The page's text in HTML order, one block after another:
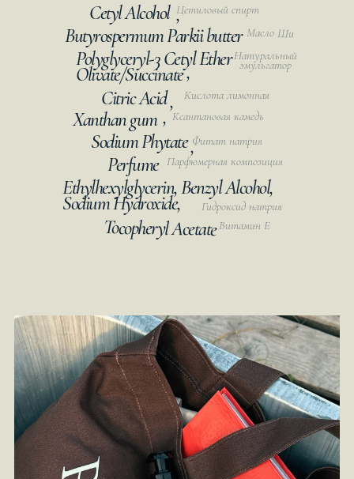
Цетиловый спирт
Масло Ши
Кислота лимонная
Витамин Е
,
,
Cetyl Alcohol
,
Polyglyceryl-3 Cetyl Ether
Olivate/Succinate
Citric Acid
Sodium Phytate
Tocopheryl Acetate
Perfume
,
Парфюмерная композиция
Натуральный
эмульгатор
Butyrospermum Parkii butter
Xanthan gum Ксантановая камедь
Ethylhexylglycerin, Benzyl Alcohol,
Sodium Hydroxide, Гидроксид натрия
Фитат натрия
,